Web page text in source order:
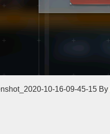
10-16-09-45-15 By